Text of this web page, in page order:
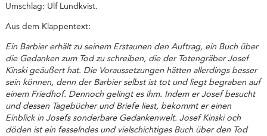
Umschlag: Ulf Lundkvist.
Aus dem Klappentext:
Ein Barbier erhält zu seinem Erstaunen den Auftrag, ein Buch über
die Gedanken zum Tod zu schreiben, die der Totengräber Josef
Kinski geäußert hat. Die Voraussetzungen hätten allerdings besser
sein können, denn der Barbier selbst ist tot und liegt begraben auf
einem Friedhof. Dennoch gelingt es ihm. Indem er Josef besucht
und dessen Tagebücher und Briefe liest, bekommt er einen
Einblick in Josefs sonderbare Gedankenwelt. Josef Kinski och
döden ist ein fesselndes und vielschichtiges Buch über den Tod